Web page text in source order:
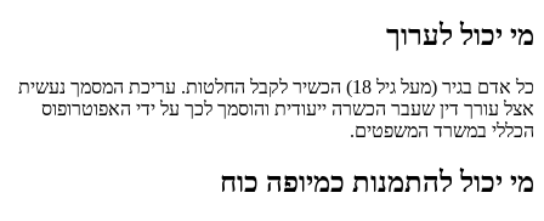
מי יכול לערוך
כל אדם בגיר (מעל גיל 18) הכשיר לקבל החלטות. עריכת המסמך נעשית
אצל עורך דין שעבר הכשרה ייעודית והוסמך לכך על ידי האפוטרופוס
הכללי במשרד המשפטים.
מי יכול להתמנות כמיופה כוח